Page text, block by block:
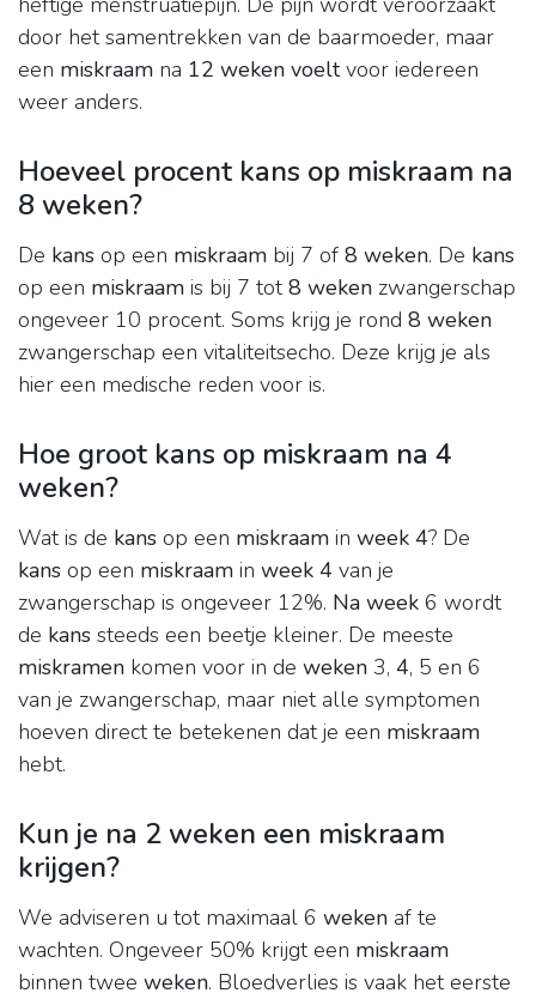
door het samentrekken van de baarmoeder, maar
een miskraam na 12 weken voeltvoor iedereen
weer anders.
Hoeveel procent kans op miskraam na
8 weken?
De kans op een miskraam bij 7 of 8 weken. De kans
op een miskraam is bij 7 tot8 weken zwangerschap
ongeveer 10 procent. Soms krijg je rond 8 weken
zwangerschap een vitaliteitsecho. Deze krijg je als
hier een medische reden voor is.
Hoe groot kans op miskraam na 4
weken?
Wat is de kans op een miskraam in week 4? De
kans op een miskraam in week 4 van je
zwangerschap is ongeveer 12%. Na week 6 wordt
de kans steeds een beetje kleiner. De meeste
miskramen komen voor in de weken 3, 4, 5 en 6
van je zwangerschap, maar niet alle symptomen
hoeven direct te betekenen dat je een miskraam
hebt.
Kun je na 2 weken een miskraam
krijgen?
We adviseren u tot maximaal 6 weken af te
wachten. Ongeveer 50% krijgt een miskraam
binnen twee weken. Bloedverlies is vaak het eerste